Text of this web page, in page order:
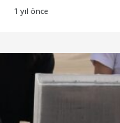
1 yıl önce